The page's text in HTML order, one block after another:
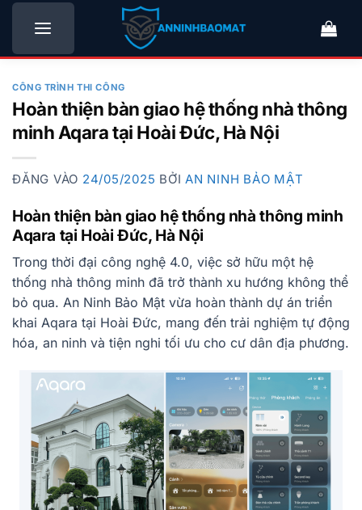
Bỏ
nội
CÔNG TRÌNH THI CÔNG
Hoàn thiện bàn giao hệ thống nhà thông
minh Aqara tại Hoài Đức, Hà Nội
ĐĂNG VÀO 24/05/2025 BỞI AN NINH BẢO MẬT
Hoàn thiện bàn giao hệ thống nhà thông minh
Aqara tại Hoài Đức, Hà Nội
Trong thời đại công nghệ 4.0, việc sở hữu một hệ
thống nhà thông minh đã trở thành xu hướng không thể
bỏ qua. An Ninh Bảo Mật vừa hoàn thành dự án triển
khai Aqara tại Hoài Đức, mang đến trải nghiệm tự động
hóa, an ninh và tiện nghi tối ưu cho cư dân địa phương.